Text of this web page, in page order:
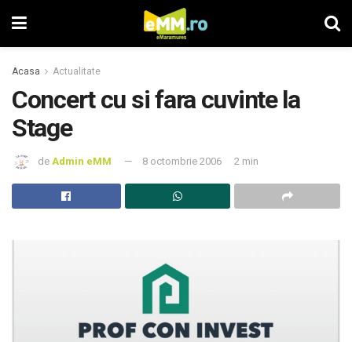
Acasa Actualitate
Concert cu si fara cuvinte la
Stage
de Admin eMM 8 octombrie 2006 2 min